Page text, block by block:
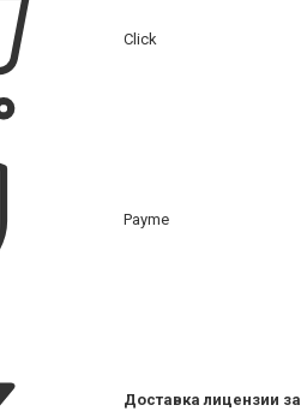
Click
Payme
Доставка лицензии за